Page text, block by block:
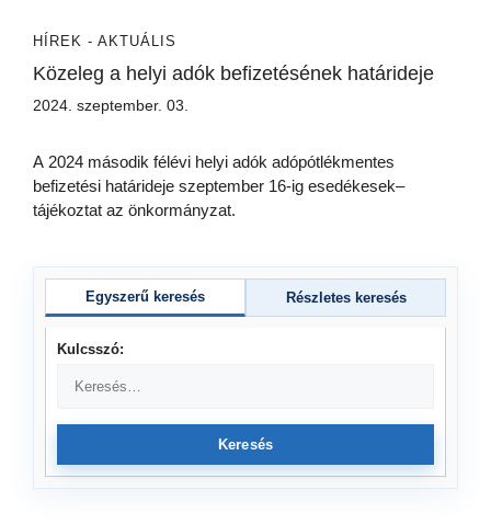
HÍREK - AKTUÁLIS
Közeleg a helyi adók befizetésének határideje
2024. szeptember. 03.
A 2024 második félévi helyi adók adópótlékmentes
befizetési határideje szeptember 16-ig esedékesek–
tájékoztat az önkormányzat.
Egyszerű keresés Részletes keresés
Kulcsszó:
Keresés